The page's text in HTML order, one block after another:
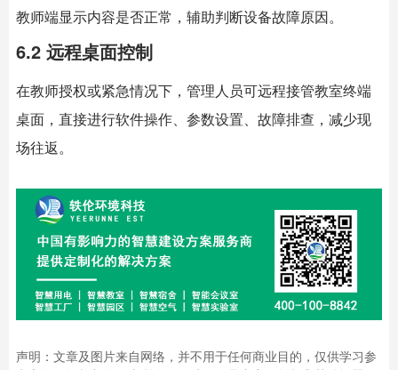
教师端显示内容是否正常，辅助判断设备故障原因。
6.2 远程桌面控制
在教师授权或紧急情况下，管理人员可远程接管教室终端
桌面，直接进行软件操作、参数设置、故障排查，减少现
场往返。
声明：文章及图片来自网络，并不用于任何商业目的，仅供学习参